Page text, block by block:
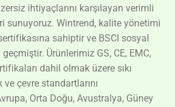
ihtiyaçlarını karşılayan verimli
sunuyoruz. Wintrend, kalite yönetimi
sahiptir ve BSCI sosyal
Ürünlerimiz GS, CE, EMC,
dahil olmak üzere sıkı
çevre standartlarını
Orta Doğu, Avustralya, Güney